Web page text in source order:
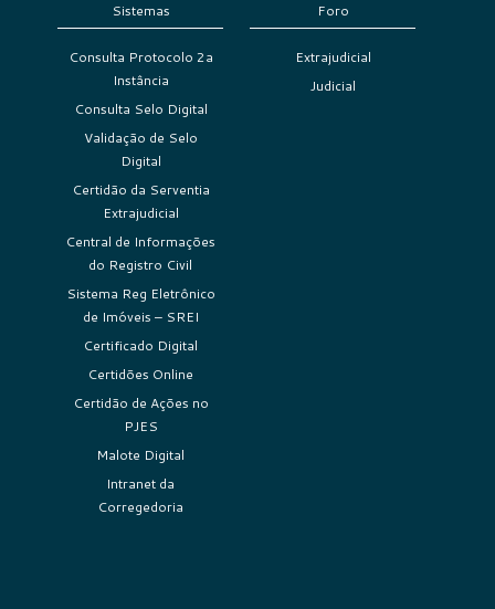
Sistemas
Consulta Protocolo 2a
Instância
Consulta Selo Digital
Validação de Selo
Digital
Certidão da Serventia
Extrajudicial
Central de Informações
do Registro Civil
Sistema Reg Eletrônico
de Imóveis – SREI
Certificado Digital
Certidões Online
Certidão de Ações no
PJES
Malote Digital
Intranet da
Corregedoria
Foro
Extrajudicial
Judicial